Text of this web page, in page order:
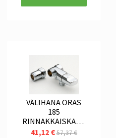
VÄLIHANA ORAS
185
RINNAKKAISKAPP
ALEELLA
41,12 €57,37 €